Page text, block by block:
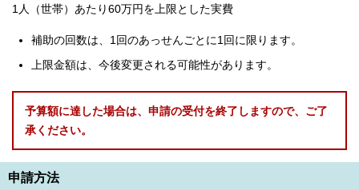
1人（世帯）あたり60万円を上限とした実費
補助の回数は、1回のあっせんごとに1回に限ります。
上限金額は、今後変更される可能性があります。
予算額に達した場合は、申請の受付を終了しますので、ご了
承ください。
申請方法